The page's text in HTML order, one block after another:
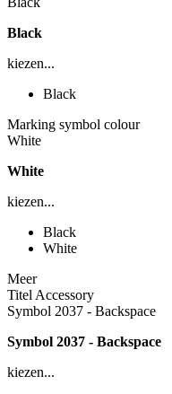
Black
kiezen...
Black
Marking symbol colour
White
White
kiezen...
Black
White
Meer
Titel Accessory
Symbol 2037 - Backspace
Symbol 2037 - Backspace
kiezen...